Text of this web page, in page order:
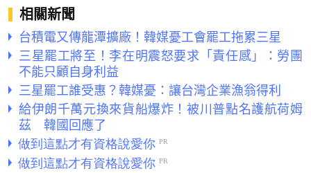
相關新聞
台積電又傳龍潭擴廠！韓媒憂工會罷工拖累三星
三星罷工將至！李在明震怒要求「責任感」：勞團
不能只顧自身利益
三星罷工誰受惠？韓媒憂：讓台灣企業漁翁得利
給伊朗千萬元換來貨船爆炸！被川普點名護航荷姆
茲 韓國回應了